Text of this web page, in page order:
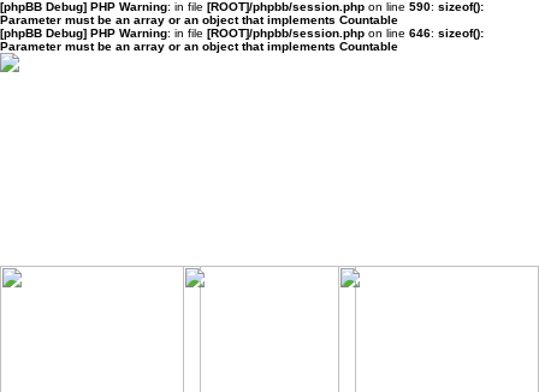
[phpBB Debug] PHP Warning: in file [ROOT]/phpbb/session.php on line 590: sizeof():
Parameter must be an array or an object that implements Countable
[phpBB Debug] PHP Warning: in file [ROOT]/phpbb/session.php on line 646: sizeof():
Parameter must be an array or an object that implements Countable